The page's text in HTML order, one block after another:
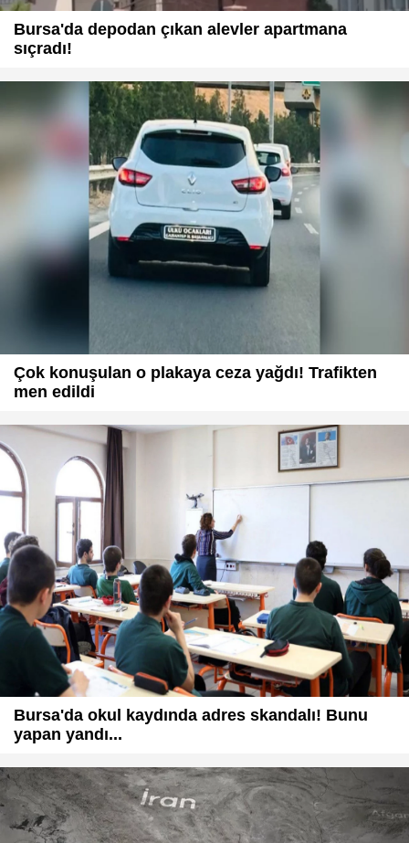
Bursa'da depodan çıkan alevler apartmana
sıçradı!
Çok konuşulan o plakaya ceza yağdı! Trafikten
men edildi
Bursa'da okul kaydında adres skandalı! Bunu
yapan yandı...